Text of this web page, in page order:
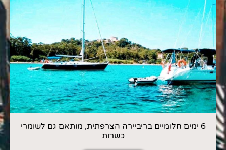
6 ימים חלומיים בריביירה הצרפתית, מותאם גם לשומרי
כשרות